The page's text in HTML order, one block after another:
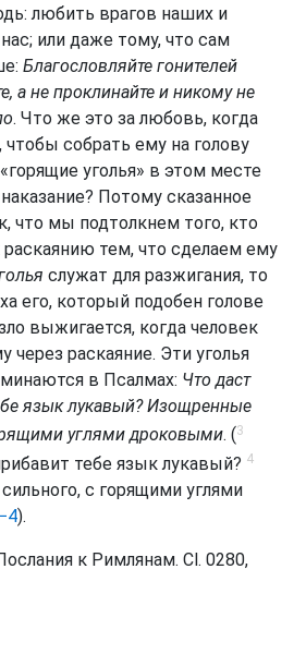
любить врагов наших и
или даже тому, что сам
Благословляйте гонителей
а не проклинайте и никому не
. Что же это за любовь, когда
чтобы собрать ему на голову
уголья» в этом месте
Потому сказанное
что мы подтолкнем того, кто
тем, что сделаем ему
служат для разжигания, то
его, который подобен голове
выжигается, когда человек
через раскаяние. Эти уголья
в Псалмах: Что даст
язык лукавый? Изощренные
углями дроковыми. (3
тебе язык лукавый? 4
с горящими углями
).
к Римлянам. Cl. 0280,